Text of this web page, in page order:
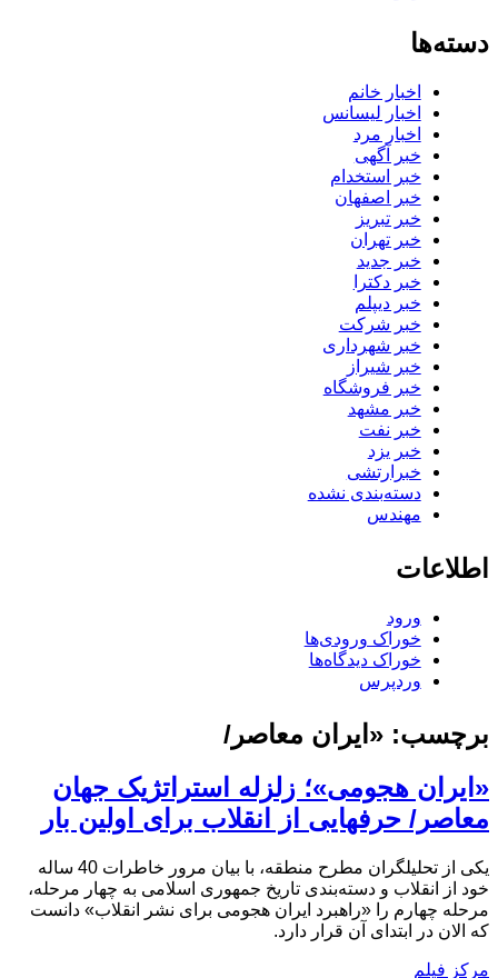
دسته‌ها
اخبار خانم
اخبار لیسانس
اخبار مرد
خبر آگهی
خبر استخدام
خبر اصفهان
خبر تبریز
خبر تهران
خبر جدید
خبر دکترا
خبر دیپلم
خبر شرکت
خبر شهرداری
خبر شیراز
خبر فروشگاه
خبر مشهد
خبر نفت
خبر یزد
خبرارتشی
دسته‌بندی نشده
مهندس
اطلاعات
ورود
خوراک ورودی‌ها
خوراک دیدگاه‌ها
وردپرس
برچسب: «ایران معاصر/
«ایران هجومی»؛ زلزله استراتژیک جهان
معاصر/ حرفهایی از انقلاب برای اولین بار
یکی از تحلیلگران مطرح منطقه، با بیان مرور خاطرات 40 ساله
خود از انقلاب و دسته‌بندی تاریخ جمهوری اسلامی به چهار مرحله،
مرحله چهارم را «راهبرد ایران هجومی برای نشر انقلاب» دانست
که الان در ابتدای آن قرار دارد.
مرکز فیلم